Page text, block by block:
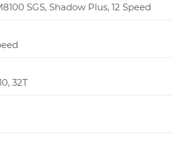
SGS, Shadow Plus, 12 Speed
32T